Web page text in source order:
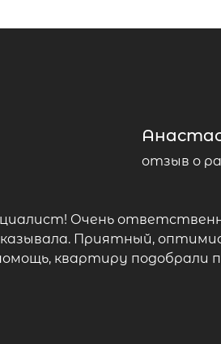
отзыв о
Очень
Приятный,
квартиру подобрали